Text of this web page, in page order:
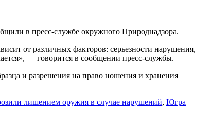
в пресс-службе окружного Природнадзора.
от различных факторов: серьезности нарушения,
— говорится в сообщении пресс-службы.
и разрешения на право ношения и хранения
лишением оружия в случае нарушений, Югра